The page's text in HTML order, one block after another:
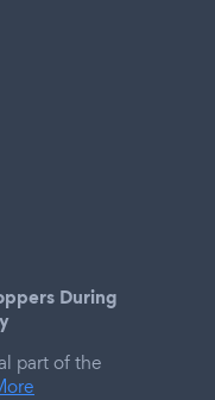
During
part of the